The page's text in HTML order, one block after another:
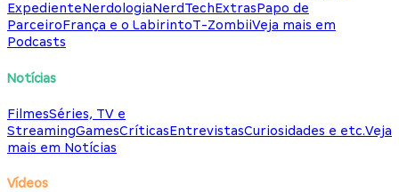
ExpedienteNerdologiaNerdTechExtrasPapo de
ParceiroFrança e o LabirintoT-ZombiiVeja mais em
Podcasts
Notícias
FilmesSéries, TV e
StreamingGamesCríticasEntrevistasCuriosidades e etc.Veja
mais em Notícias
Vídeos